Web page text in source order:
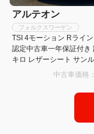
アルテオン
フォルクスワーゲン
TSI 4モーション Rライ
認定中古車一年保証付き
キロ レザーシート サン
ルホワイト ナビ オール
ACC レーンキープアシ
中古車価格：